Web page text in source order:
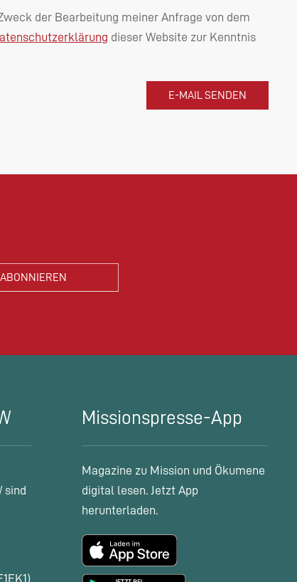
der Bearbeitung meiner Anfrage von dem
dieser Website zur Kenntnis
sind
Missionspresse-App
Magazine zu Mission und Ökumene
digital lesen. Jetzt App
herunterladen.